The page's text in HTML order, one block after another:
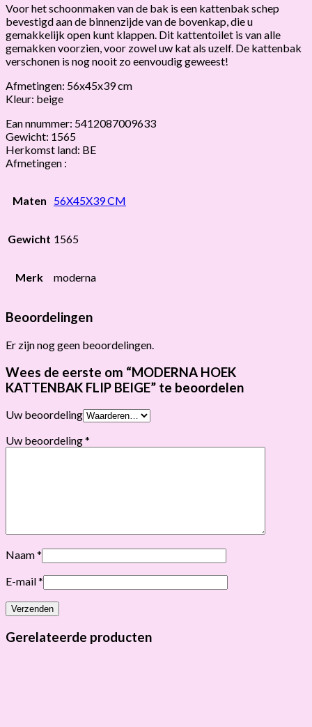
Voor het schoonmaken van de bak is een kattenbak schep
bevestigd aan de binnenzijde van de bovenkap, die u
gemakkelijk open kunt klappen. Dit kattentoilet is van alle
gemakken voorzien, voor zowel uw kat als uzelf. De kattenbak
verschonen is nog nooit zo eenvoudig geweest!
Afmetingen: 56x45x39 cm
Kleur: beige
Ean nnummer: 5412087009633
Gewicht: 1565
Herkomst land: BE
Afmetingen :
Maten 56X45X39 CM
Gewicht 1565
Merk moderna
Beoordelingen
Er zijn nog geen beoordelingen.
Wees de eerste om “MODERNA HOEK
KATTENBAK FLIP BEIGE” te beoordelen
Uw beoordeling
Uw beoordeling*
Naam*
E-mail*
Gerelateerde producten